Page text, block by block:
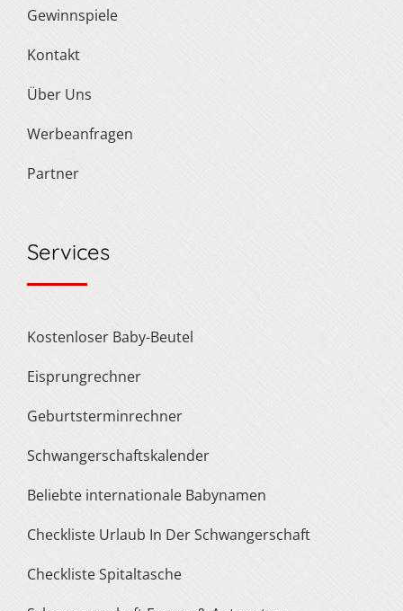
Gewinnspiele
Kontakt
Über Uns
Werbeanfragen
Partner
Services
Kostenloser Baby-Beutel
Eisprungrechner
Geburtsterminrechner
Schwangerschaftskalender
Beliebte internationale Babynamen
Checkliste Urlaub In Der Schwangerschaft
Checkliste Spitaltasche